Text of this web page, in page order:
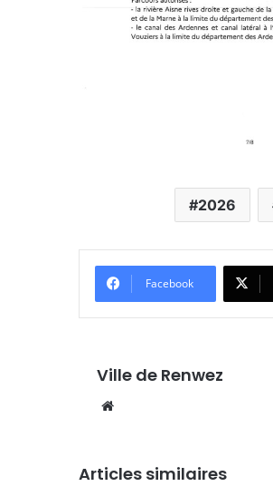
2026
Facebook
Ville de Renwez
Articles similaires